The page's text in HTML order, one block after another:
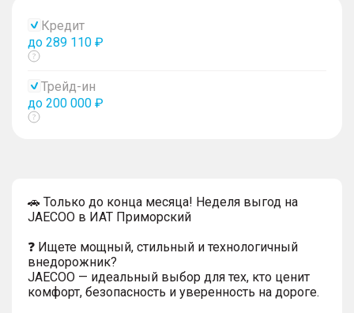
Кредит
до 289 110 ₽
Показать
Трейд-ин
до 200 000 ₽
Показать
🚗 Только до конца месяца! Неделя выгод на
JAECOO в ИАТ Приморский
❓ Ищете мощный, стильный и технологичный
внедорожник?
JAECOO — идеальный выбор для тех, кто ценит
комфорт, безопасность и уверенность на дороге.